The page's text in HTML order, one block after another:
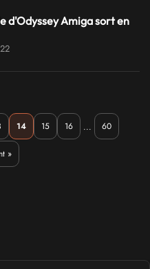
d'Odyssey Amiga sort en
14 15 16 ... 60
»